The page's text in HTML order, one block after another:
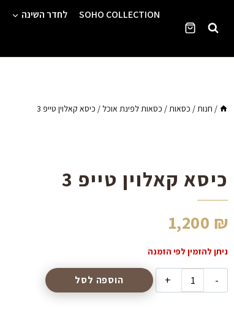
SOHO COLLECTION לחדר השינה
/ חנות/ כסאות/ כסאות לפינת אוכל / כיסא קאלוין טייפ 3
כיסא קאלוין טייפ 3
1,200 ₪
הוספה לסל